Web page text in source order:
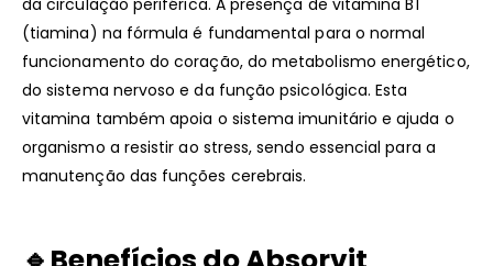
da circulação periférica. A presença de vitamina B1
(tiamina) na fórmula é fundamental para o normal
funcionamento do coração, do metabolismo energético,
do sistema nervoso e da função psicológica. Esta
vitamina também apoia o sistema imunitário e ajuda o
organismo a resistir ao stress, sendo essencial para a
manutenção das funções cerebrais.